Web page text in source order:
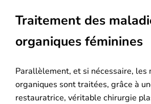
Traitement des
organiques féminines
Parallèlement, et si nécessaire, les
organiques sont traitées, grâce à
restauratrice, véritable chirurgie